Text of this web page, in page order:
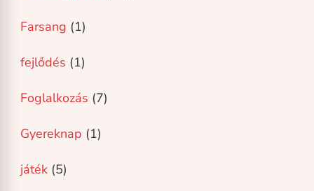
Farsang (1)
fejlődés (1)
Foglalkozás (7)
Gyereknap (1)
játék (5)